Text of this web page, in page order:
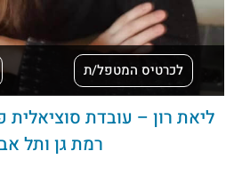
לכרטיס המטפל/ת
ליאת רון – עובדת
רמת גן ותל